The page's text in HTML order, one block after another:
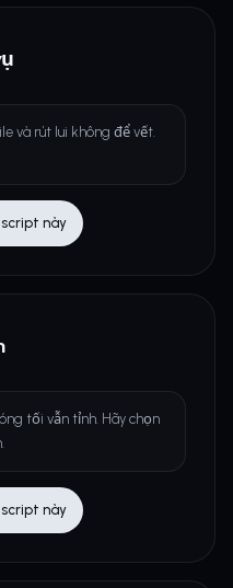
và rút lui không để vết.
này
tối vẫn tỉnh. Hãy chọn
này